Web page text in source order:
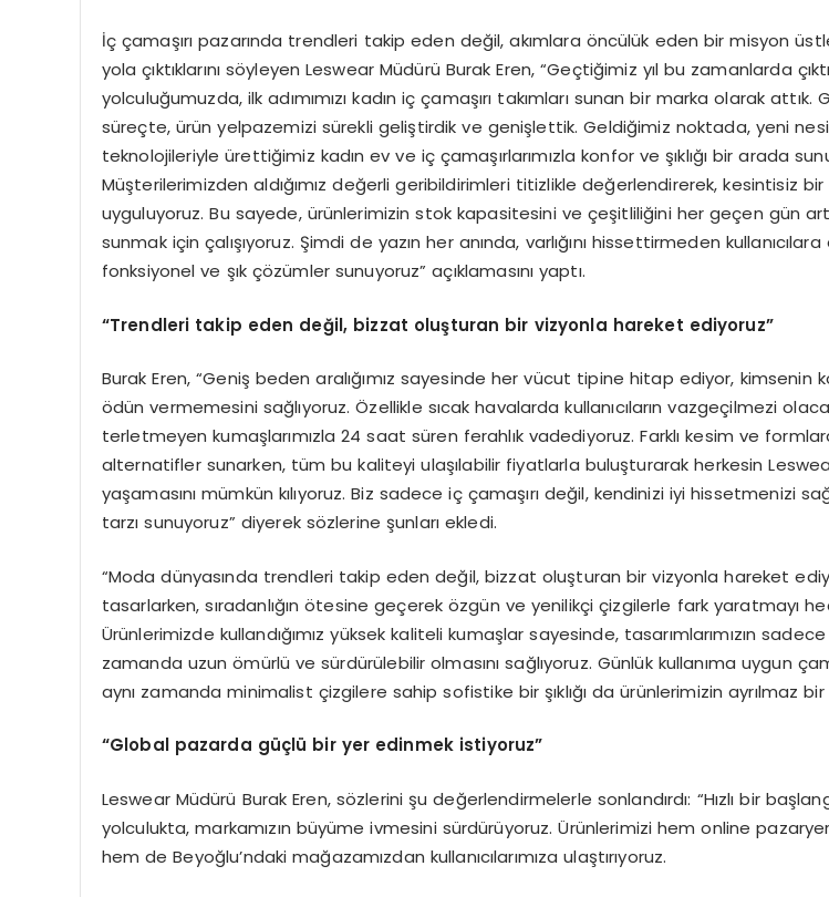
İç çamaşırı pazarında trendleri takip eden değil, akımlara öncülük eden bir misyon
yola çıktıklarını söyleyen Leswear Müdürü Burak Eren, “Geçtiğimiz yıl bu zamanlarda
yolculuğumuzda, ilk adımımızı kadın iç çamaşırı takımları sunan bir marka olarak attık.
süreçte, ürün yelpazemizi sürekli geliştirdik ve genişlettik. Geldiğimiz noktada, yeni
teknolojileriyle ürettiğimiz kadın ev ve iç çamaşırlarımızla konfor ve şıklığı bir arada
Müşterilerimizden aldığımız değerli geribildirimleri titizlikle değerlendirerek, kesintisiz
uyguluyoruz. Bu sayede, ürünlerimizin stok kapasitesini ve çeşitliliğini her geçen gün
sunmak için çalışıyoruz. Şimdi de yazın her anında, varlığını hissettirmeden
fonksiyonel ve şık çözümler sunuyoruz” açıklamasını yaptı.
“Trendleri takip eden değil, bizzat oluşturan bir vizyonla hareket ediyoruz”
Burak Eren, “Geniş beden aralığımız sayesinde her vücut tipine hitap ediyor, kimsenin
ödün vermemesini sağlıyoruz. Özellikle sıcak havalarda kullanıcıların vazgeçilmezi
terletmeyen kumaşlarımızla 24 saat süren ferahlık vadediyoruz. Farklı kesim ve
alternatifler sunarken, tüm bu kaliteyi ulaşılabilir fiyatlarla buluşturarak herkesin
yaşamasını mümkün kılıyoruz. Biz sadece iç çamaşırı değil, kendinizi iyi hissetmenizi
tarzı sunuyoruz” diyerek sözlerine şunları ekledi.
“Moda dünyasında trendleri takip eden değil, bizzat oluşturan bir vizyonla hareket
tasarlarken, sıradanlığın ötesine geçerek özgün ve yenilikçi çizgilerle fark yaratmayı
Ürünlerimizde kullandığımız yüksek kaliteli kumaşlar sayesinde, tasarımlarımızın
zamanda uzun ömürlü ve sürdürülebilir olmasını sağlıyoruz. Günlük kullanıma uygun
aynı zamanda minimalist çizgilere sahip sofistike bir şıklığı da ürünlerimizin ayrılmaz bir
“Global pazarda güçlü bir yer edinmek istiyoruz”
Leswear Müdürü Burak Eren, sözlerini şu değerlendirmelerle sonlandırdı: “Hızlı bir
yolculukta, markamızın büyüme ivmesini sürdürüyoruz. Ürünlerimizi hem online
hem de Beyoğlu’ndaki mağazamızdan kullanıcılarımıza ulaştırıyoruz.